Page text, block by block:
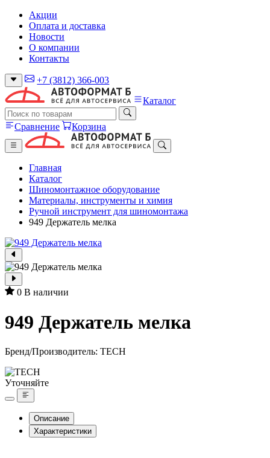
Акции
Оплата и доставка
Новости
О компании
Контакты
+7 (3812) 366-003
Каталог
Сравнение Корзина
Главная
Каталог
Шиномонтажное оборудование
Материалы, инструменты и химия
Ручной инструмент для шиномонтажа
949 Держатель мелка
0 В наличии
949 Держатель мелка
Бренд/Производитель: TECH
Уточняйте
Описание
Характеристики